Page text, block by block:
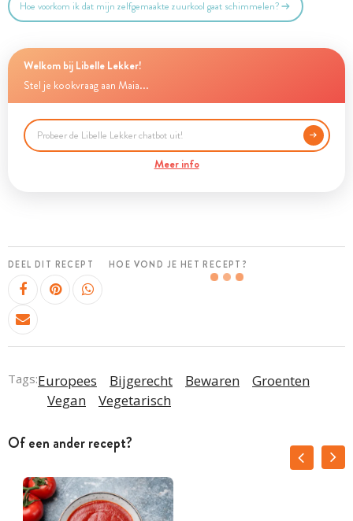
Hoe voorkom ik dat mijn zelfgemaakte zuurkool gaat schimmelen?
Welkom bij Libelle Lekker!
Stel je kookvraag aan Maia...
Meer info
DEEL DIT RECEPT HOE VOND JE HET RECEPT?
Tags:Europees Bijgerecht Bewaren
Groenten
Vegan
Vegetarisch
Of een ander recept?